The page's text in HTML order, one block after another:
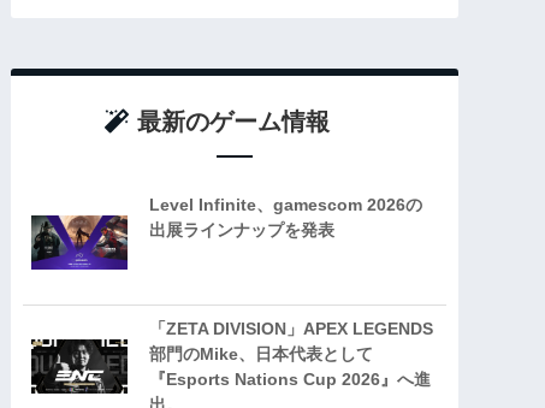
最新のゲーム情報
Level Infinite、gamescom 2026の
出展ラインナップを発表
「ZETA DIVISION」APEX LEGENDS
部門のMike、日本代表として
『Esports Nations Cup 2026』へ進